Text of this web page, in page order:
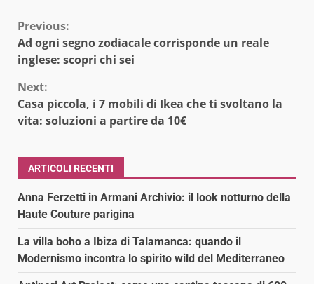
Continue
Reading
Previous:
Ad ogni segno zodiacale corrisponde un reale
inglese: scopri chi sei
Next:
Casa piccola, i 7 mobili di Ikea che ti svoltano la
vita: soluzioni a partire da 10€
ARTICOLI RECENTI
Anna Ferzetti in Armani Archivio: il look notturno della
Haute Couture parigina
La villa boho a Ibiza di Talamanca: quando il
Modernismo incontra lo spirito wild del Mediterraneo